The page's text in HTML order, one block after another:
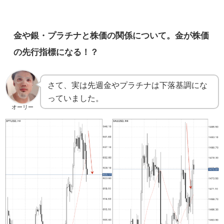
金や銀・プラチナと株価の関係について。金が株価
の先行指標になる！？
オーリー
さて、実は先週金やプラチナは下落基調にな
っていました。